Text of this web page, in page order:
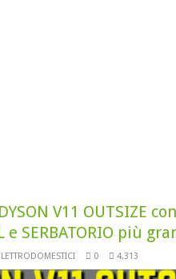
V11 OUTSIZE con
e SERBATORIO più
0 4,313